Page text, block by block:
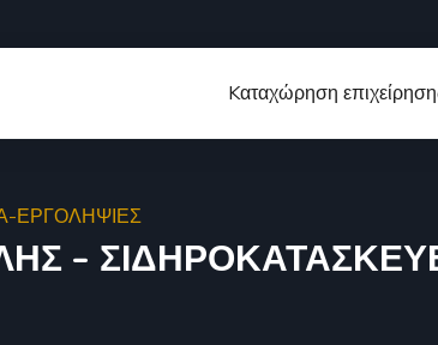
Kαταχώρηση
ΕΡΓΟΛΗΨΙΕΣ
–